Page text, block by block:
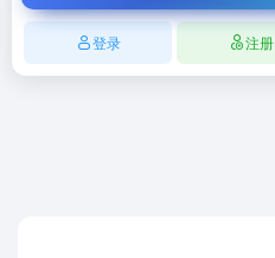
登录 注册